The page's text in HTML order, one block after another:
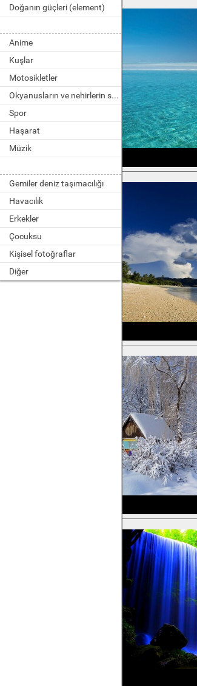
Doğanın güçleri (element)
Anime
Kuşlar
Motosikletler
Okyanusların ve nehirlerin sakinleri
Spor
Haşarat
Müzik
Gemiler deniz taşımacılığı
Havacılık
Erkekler
Çocuksu
Kişisel fotoğraflar
Diğer